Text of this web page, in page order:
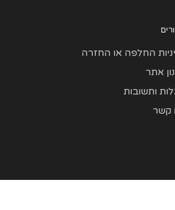
החלפה או החזרה
אתר
ותשובות
קשר